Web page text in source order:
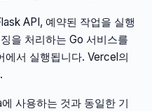
API, 예약된 작업을 실행
을 처리하는 Go 서비스를
에서 실행됩니다. Vercel의
사용하는 것과 동일한 기